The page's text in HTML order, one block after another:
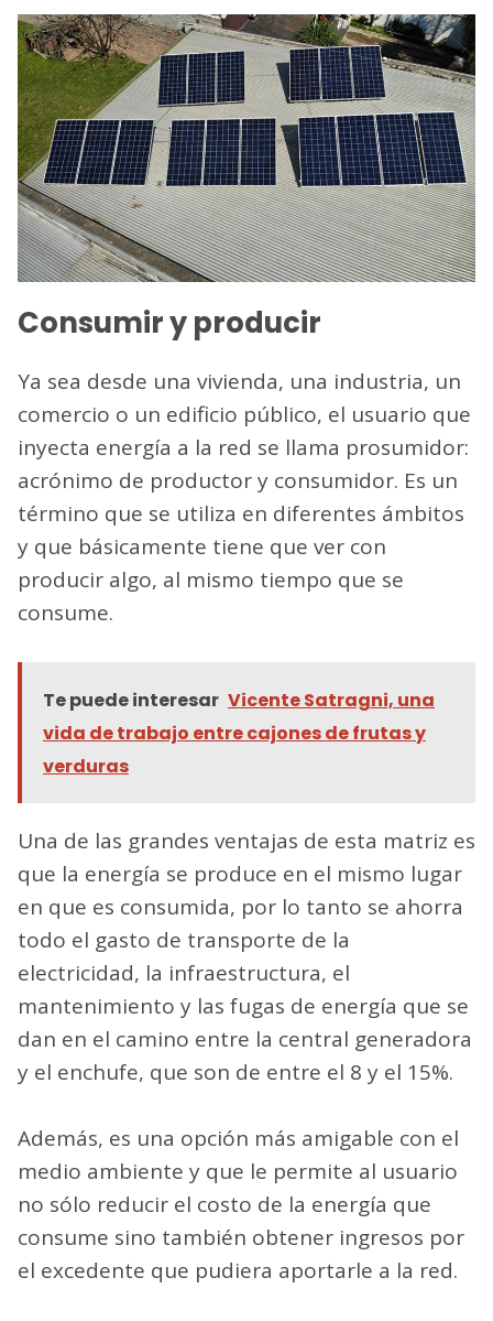
Consumir y producir
Ya sea desde una vivienda, una industria, un
comercio o un edificio público, el usuario que
inyecta energía a la red se llama prosumidor:
acrónimo de productor y consumidor. Es un
término que se utiliza en diferentes ámbitos
y que básicamente tiene que ver con
producir algo, al mismo tiempo que se
consume.
Te puede interesar Vicente Satragni, una
vida de trabajo entre cajones de frutas y
verduras
Una de las grandes ventajas de esta matriz es
que la energía se produce en el mismo lugar
en que es consumida, por lo tanto se ahorra
todo el gasto de transporte de la
electricidad, la infraestructura, el
mantenimiento y las fugas de energía que se
dan en el camino entre la central generadora
y el enchufe, que son de entre el 8 y el 15%.
Además, es una opción más amigable con el
medio ambiente y que le permite al usuario
no sólo reducir el costo de la energía que
consume sino también obtener ingresos por
el excedente que pudiera aportarle a la red.